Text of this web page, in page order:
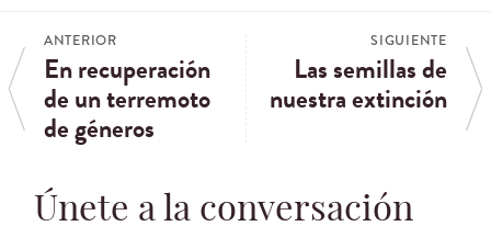
ANTERIOR
En recuperación
de un terremoto
de géneros
SIGUIENTE
Las semillas de
nuestra extinción
Únete a la conversación